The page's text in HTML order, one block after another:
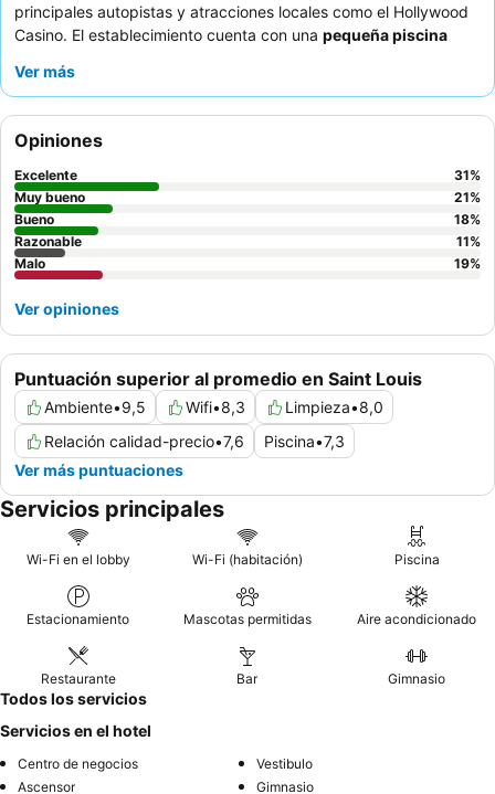
principales autopistas y atracciones locales como el Hollywood
Casino. El establecimiento cuenta con una pequeña piscina
huéspedes elogian constantemente al
comentarios positivos por su calidad. Para una experiencia más
tranquila, los huéspedes podrían considerar solicitar una
habitación lejos de la autopista.
Ver más
Puntuación superior al promedio en Saint Louis
Ambiente•9,5 Wifi•8,3 Limpieza•8,0
Relación calidad-precio•7,6 Piscina•7,3
Ver más puntuaciones
Opiniones
Excelente 31%
Muy bueno
21%
Bueno
18%
Razonable
11%
Malo
19%
Ver opiniones
Servicios principales
Wi-Fi en el lobby Wi-Fi (habitación) Piscina
Estacionamiento Mascotas permitidas Aire acondicionado
Restaurante Bar Gimnasio
Todos los servicios
Servicios en el hotel
Centro de negocios
Vestibulo
Ascensor
Gimnasio